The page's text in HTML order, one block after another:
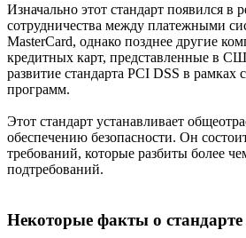
Изначально этот стандарт появился в
сотрудничества между платежными
MasterCard, однако позднее другие
кредитных карт, представленные в
развитие стандарта PCI DSS в рамках
программ.
Этот стандарт устанавливает
обеспечению безопасности. Он
требований, которые разбиты более
подтребований.
Некоторые факты о стандарте